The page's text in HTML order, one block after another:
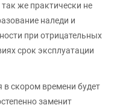
же практически не
наледи и
при отрицательных
срок эксплуатации
в скором времени будет
заменит